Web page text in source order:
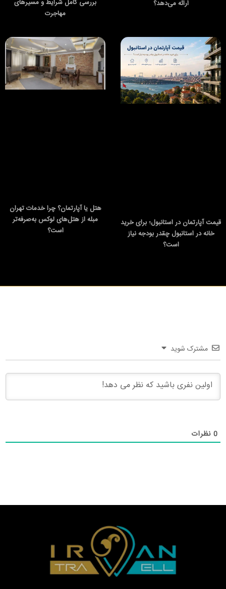
ارائه می‌دهد؟
بررسی کامل شرایط و مسیرهای
مهاجرت
قیمت آپارتمان در استانبول؛ برای خرید
خانه در استانبول چقدر بودجه نیاز
است؟
هتل یا آپارتمان؟ چرا خدمات تهران
مبله از هتل‌های لوکس به‌صرفه‌تر
است؟
مشترک شوید
0 نظرات